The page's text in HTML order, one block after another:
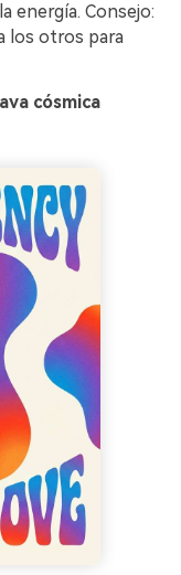
energía. Consejo:
los otros para
cósmica